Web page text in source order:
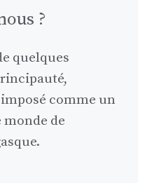
?
quelques
imposé comme un
monde de